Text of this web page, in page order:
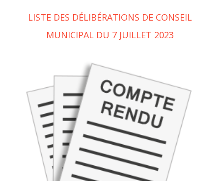
LISTE DES DÉLIBÉRATIONS DE CONSEIL
MUNICIPAL DU 7 JUILLET 2023